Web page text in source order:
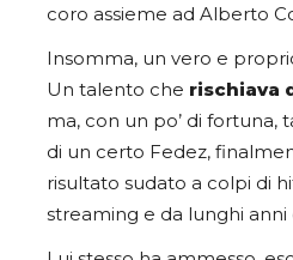
coro assieme ad Alberto
Insomma, un vero e
Un talento che rischiava
ma, con un po’ di fortuna,
di un certo Fedez,
risultato sudato a colpi di
streaming e da lunghi anni